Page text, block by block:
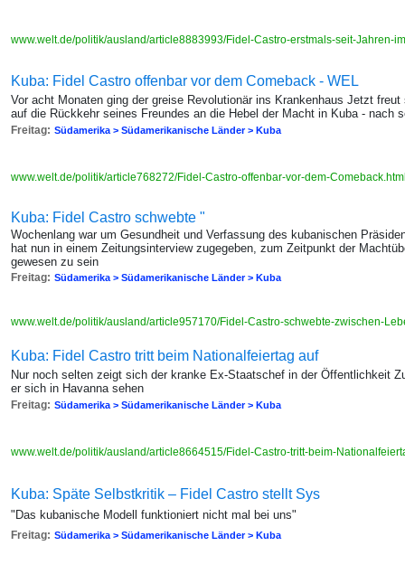
www.welt.de/politik/ausland/article8883993/Fidel-Castro-erstmals-seit-Jahren-
Kuba: Fidel Castro offenbar vor dem Comeback - WEL
Vor acht Monaten ging der greise Revolutionär ins Krankenhaus Jetzt
auf die Rückkehr seines Freundes an die Hebel der Macht in Kuba - nach
Freitag: Südamerika > Südamerikanische Länder > Kuba
www.welt.de/politik/article768272/Fidel-Castro-offenbar-vor-dem-
Kuba: Fidel Castro schwebte "
Wochenlang war um Gesundheit und Verfassung des kubanischen
hat nun in einem Zeitungsinterview zugegeben, zum Zeitpunkt der
gewesen zu sein
Freitag: Südamerika > Südamerikanische Länder > Kuba
www.welt.de/politik/ausland/article957170/Fidel-Castro-schwebte-zwischen-
Kuba: Fidel Castro tritt beim Nationalfeiertag auf
Nur noch selten zeigt sich der kranke Ex-Staatschef in der Öffentlichkeit
er sich in Havanna sehen
Freitag: Südamerika > Südamerikanische Länder > Kuba
www.welt.de/politik/ausland/article8664515/Fidel-Castro-tritt-beim-
Kuba: Späte Selbstkritik – Fidel Castro stellt Sys
"Das kubanische Modell funktioniert nicht mal bei uns"
Freitag: Südamerika > Südamerikanische Länder > Kuba